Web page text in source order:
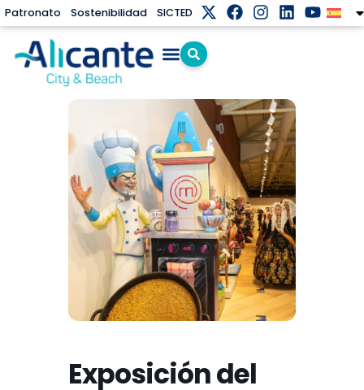
Patronato Sostenibilidad SICTED
Exposición del